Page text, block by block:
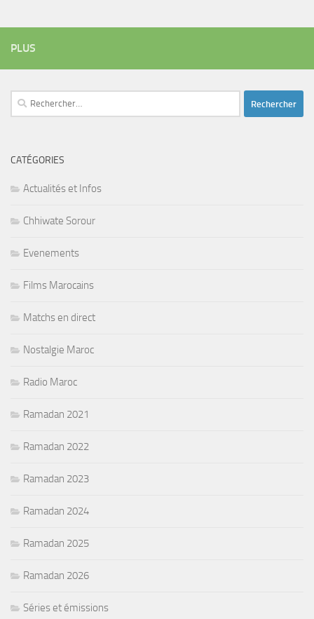
PLUS
Rechercher :
CATÉGORIES
Actualités et Infos
Chhiwate Sorour
Evenements
Films Marocains
Matchs en direct
Nostalgie Maroc
Radio Maroc
Ramadan 2021
Ramadan 2022
Ramadan 2023
Ramadan 2024
Ramadan 2025
Ramadan 2026
Séries et émissions